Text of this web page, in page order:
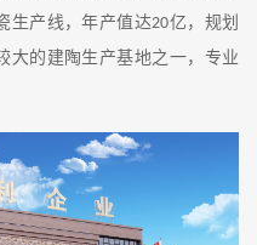
生产线，年产值达20亿，规划
大的建陶生产基地之一，专业